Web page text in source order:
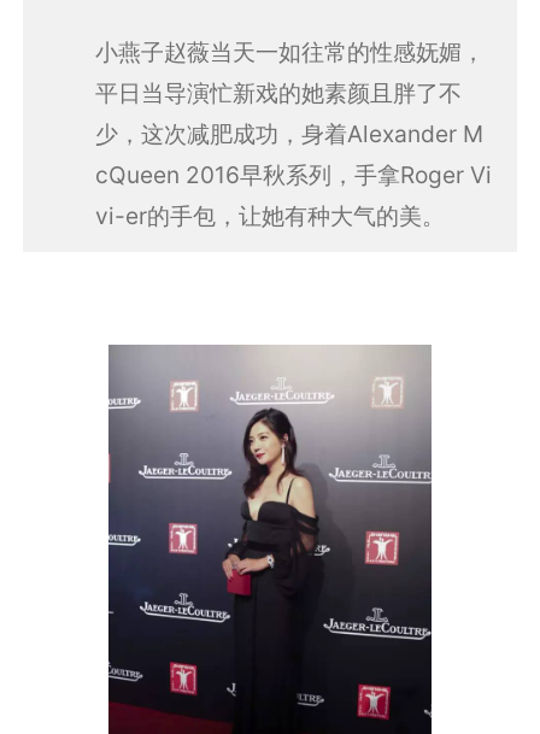
小燕子赵薇当天一如往常的性感妩媚，
平日当导演忙新戏的她素颜且胖了不
少，这次减肥成功，身着Alexander M
cQueen 2016早秋系列，手拿Roger Vi
vi-er的手包，让她有种大气的美。